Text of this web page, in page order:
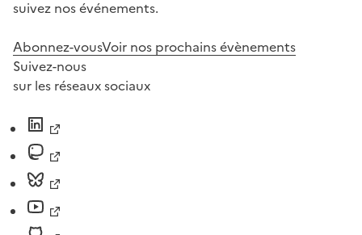
suivez nos événements.
Abonnez-vousVoir nos prochains évènements
Suivez-nous
sur les réseaux sociaux